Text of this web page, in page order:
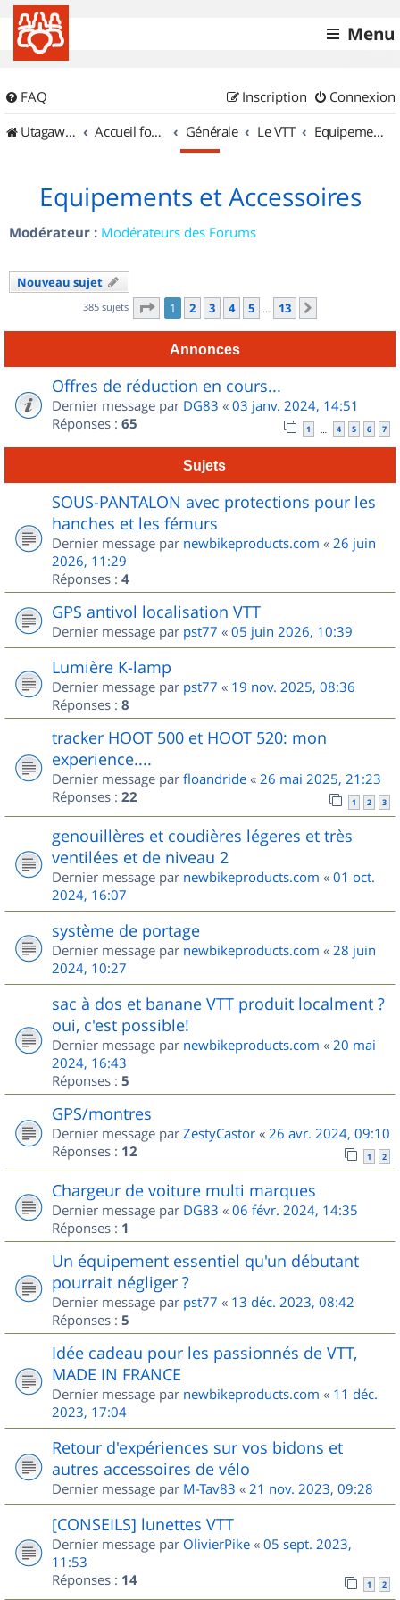
Menu
FAQ Connexion
Inscription
UtagawaVTT (Randos VTT et VTTAE avec traces GPS)
Accueil forum Générale Le VTT Equipements et Accessoires
Equipements et Accessoires
Modérateur : Modérateurs des Forums
Nouveau sujet
385 sujets Page 1sur
1 2 3 4 5 … 13
Annonces
Offres de réduction en cours...
Dernier message par DG83 « 03 janv. 2024, 14:51
Réponses : 65 1 … 4 5 6 7
Sujets
SOUS-PANTALON avec protections pour les
hanches et les fémurs
Dernier message par newbikeproducts.com « 26 juin
2026, 11:29
Réponses : 4
GPS antivol localisation VTT
Dernier message par pst77 « 05 juin 2026, 10:39
Lumière K-lamp
Dernier message par pst77 « 19 nov. 2025, 08:36
Réponses : 8
tracker HOOT 500 et HOOT 520: mon
experience....
Dernier message par floandride « 26 mai 2025, 21:23
Réponses : 22 1 2 3
genouillères et coudières légeres et très
ventilées et de niveau 2
Dernier message par newbikeproducts.com « 01 oct.
2024, 16:07
système de portage
Dernier message par newbikeproducts.com « 28 juin
2024, 10:27
sac à dos et banane VTT produit localment ?
oui, c'est possible!
Dernier message par newbikeproducts.com « 20 mai
2024, 16:43
Réponses : 5
GPS/montres
Dernier message par ZestyCastor « 26 avr. 2024, 09:10
Réponses : 12 1 2
Chargeur de voiture multi marques
Dernier message par DG83 « 06 févr. 2024, 14:35
Réponses : 1
Un équipement essentiel qu'un débutant
pourrait négliger ?
Dernier message par pst77 « 13 déc. 2023, 08:42
Réponses : 5
Idée cadeau pour les passionnés de VTT,
MADE IN FRANCE
Dernier message par newbikeproducts.com « 11 déc.
2023, 17:04
Retour d'expériences sur vos bidons et
autres accessoires de vélo
Dernier message par M-Tav83 « 21 nov. 2023, 09:28
[CONSEILS] lunettes VTT
Dernier message par OlivierPike « 05 sept. 2023,
11:53
Réponses : 14 1 2